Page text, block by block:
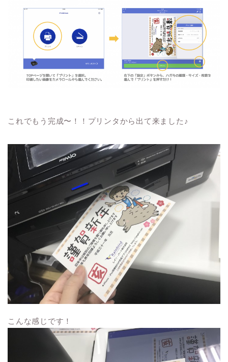
これでもう完成〜！！プリンタから出て来ました♪
こんな感じです！